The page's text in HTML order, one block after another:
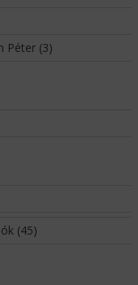
Péter(3)
(45)